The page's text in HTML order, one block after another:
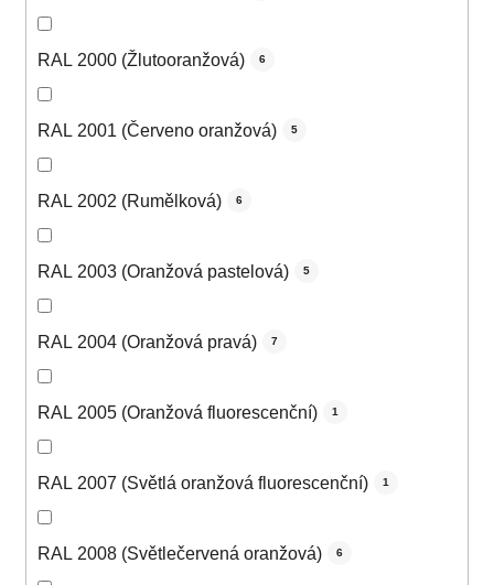
RAL 2000 (Žlutooranžová) 6
RAL 2001 (Červeno oranžová) 5
RAL 2002 (Rumělková) 6
RAL 2003 (Oranžová pastelová) 5
RAL 2004 (Oranžová pravá) 7
RAL 2005 (Oranžová fluorescenční) 1
RAL 2007 (Světlá oranžová fluorescenční) 1
RAL 2008 (Světlečervená oranžová) 6